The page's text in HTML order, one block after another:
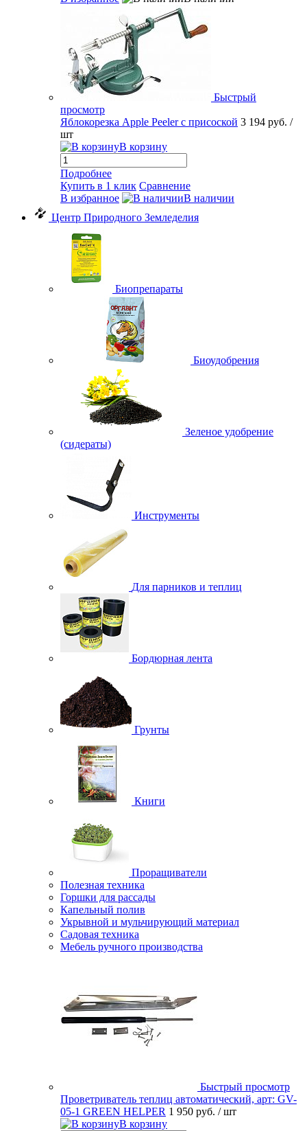
Быстрый
просмотр
Яблокорезка Apple Peeler с присоской 3 194 руб. /
шт
В корзину
Подробнее
Купить в 1 клик Сравнение
В избранное
В наличии
Центр Природного Земледелия
Биопрепараты
Биоудобрения
Зеленое удобрение
(сидераты)
Инструменты
Для парников и теплиц
Бордюрная лента
Грунты
Книги
Проращиватели
Полезная техника
Горшки для рассады
Капельный полив
Укрывной и мульчирующий материал
Садовая техника
Мебель ручного производства
Быстрый просмотр
Проветриватель теплиц автоматический, арт: GV-
05-1 GREEN HELPER 1 950 руб. / шт
В корзину